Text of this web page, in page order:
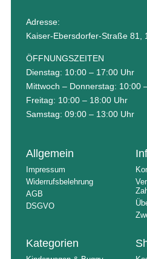
Adresse:
Kaiser-Ebersdorfer-Straße 81,
ÖFFNUNGSZEITEN
Dienstag: 10:00 – 17:00 Uhr
Mittwoch – Donnerstag: 10:00
Freitag: 10:00 – 18:00 Uhr
Samstag: 09:00 – 13:00 Uhr
Allgemein
Impressum
Widerrufsbelehrung
AGB
DSGVO
Kategorien